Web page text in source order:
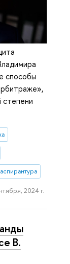
способы
степени
аспирантура
2024 г.
В.